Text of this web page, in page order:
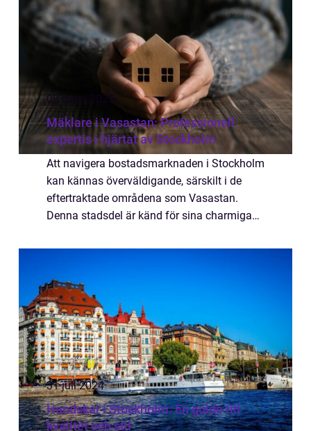
08 mars 2025
Mäklare i Vasastan: Professionell
expertis i hjärtat av Stockholm
Att navigera bostadsmarknaden i Stockholm
kan kännas överväldigande, särskilt i de
eftertraktade områdena som Vasastan.
Denna stadsdel är känd för sina charmiga
31 juli 2024
Handskar i Stockholm: En guide till
kvalitet och stil